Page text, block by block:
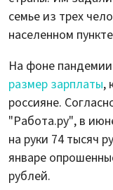
семье из трех
населенном
На фоне пандемии
размер зарплаты,
россияне.
"Работа.ру", в
на руки 74 тысяч
январе
рублей.